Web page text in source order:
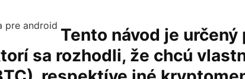
Tento návod je určený
sa rozhodli, že chcú